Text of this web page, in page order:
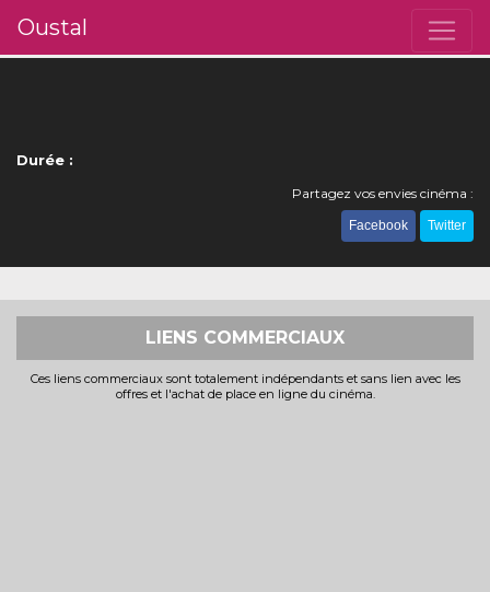
Oustal
Durée :
Partagez vos envies cinéma :
Facebook Twitter
LIENS COMMERCIAUX
Ces liens commerciaux sont totalement indépendants et sans lien avec les
offres et l'achat de place en ligne du cinéma.